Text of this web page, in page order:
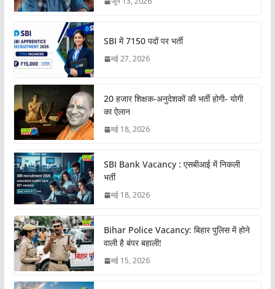
SBI में 7150 पदों पर भर्ती
मई 27, 2026
20 हजार शिक्षक-अनुदेशकों की भर्ती होगी- योगी
का ऐलान
मई 18, 2026
SBI Bank Vacancy : एसबीआई में निकली
भर्ती
मई 18, 2026
Bihar Police Vacancy: बिहार पुलिस में होने
वाली है बंपर बहाली!
मई 15, 2026